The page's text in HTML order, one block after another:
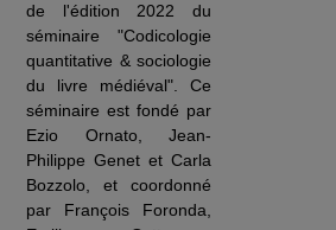
de l'édition 2022 du
séminaire "Codicologie
quantitative & sociologie
du livre médiéval". Ce
séminaire est fondé par
Ezio Ornato, Jean-
Philippe Genet et Carla
Bozzolo, et coordonné
par François Foronda,